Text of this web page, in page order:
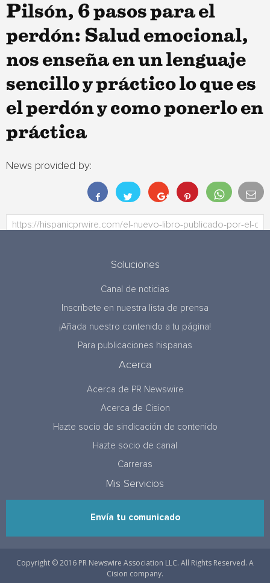
Pilsón, 6 pasos para el
perdón: Salud emocional,
nos enseña en un lenguaje
sencillo y práctico lo que es
el perdón y como ponerlo en
práctica
News provided by:
Soluciones
Canal de noticias
Inscríbete en nuestra lista de prensa
¡Añada nuestro contenido a tu página!
Para publicaciones hispanas
Acerca
Acerca de PR Newswire
Acerca de Cision
Hazte socio de sindicación de contenido
Hazte socio de canal
Carreras
Mis Servicios
Envía tu comunicado
Copyright © 2016 PR Newswire Association LLC. All Rights Reserved. A
Cision company.